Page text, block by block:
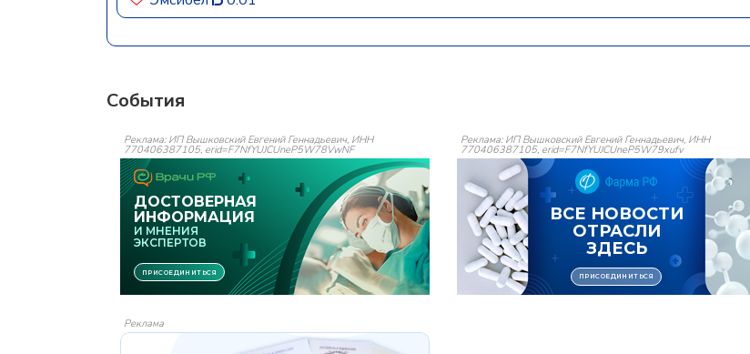
События
Реклама: ИП Вышковский Евгений Геннадьевич, ИНН
770406387105, erid=F7NfYUJCUneP5W78VwNF
Реклама: ИП Вышковский Евгений Геннадьевич, ИНН
770406387105, erid=F7NfYUJCUneP5W79xufv
Реклама